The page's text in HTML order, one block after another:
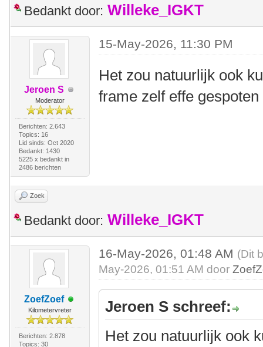
Bedankt door: Willeke_IGKT
Jeroen S
Moderator
Berichten: 2.643
Topics: 16
Lid sinds: Oct 2020
Bedankt: 1430
5225 x bedankt in
2486 berichten
15-May-2026, 11:30 PM
Het zou natuurlijk ook
frame zelf effe gespoten
Zoek
Bedankt door: Willeke_IGKT
ZoefZoef
Kilometervreter
Berichten: 2.878
Topics: 30
16-May-2026, 01:48 AM (Dit
May-2026, 01:51 AM door
Jeroen S schreef:
Het zou natuurlijk ook